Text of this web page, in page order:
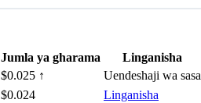
Jumla ya gharama
Linganisha
$0.025 ↑
Uendeshaji wa sasa
$0.024
Linganisha